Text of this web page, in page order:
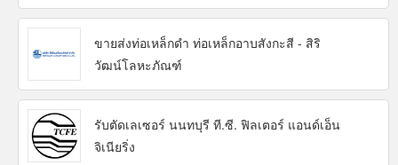
ขายส่งท่อเหล็กดำ ท่อเหล็กอาบสังกะสี - สิริ
วัฒน์โลหะภัณฑ์
รับตัดเลเซอร์ นนทบุรี ที.ซี. ฟิลเตอร์ แอนด์เอ็น
จิเนียริ่ง